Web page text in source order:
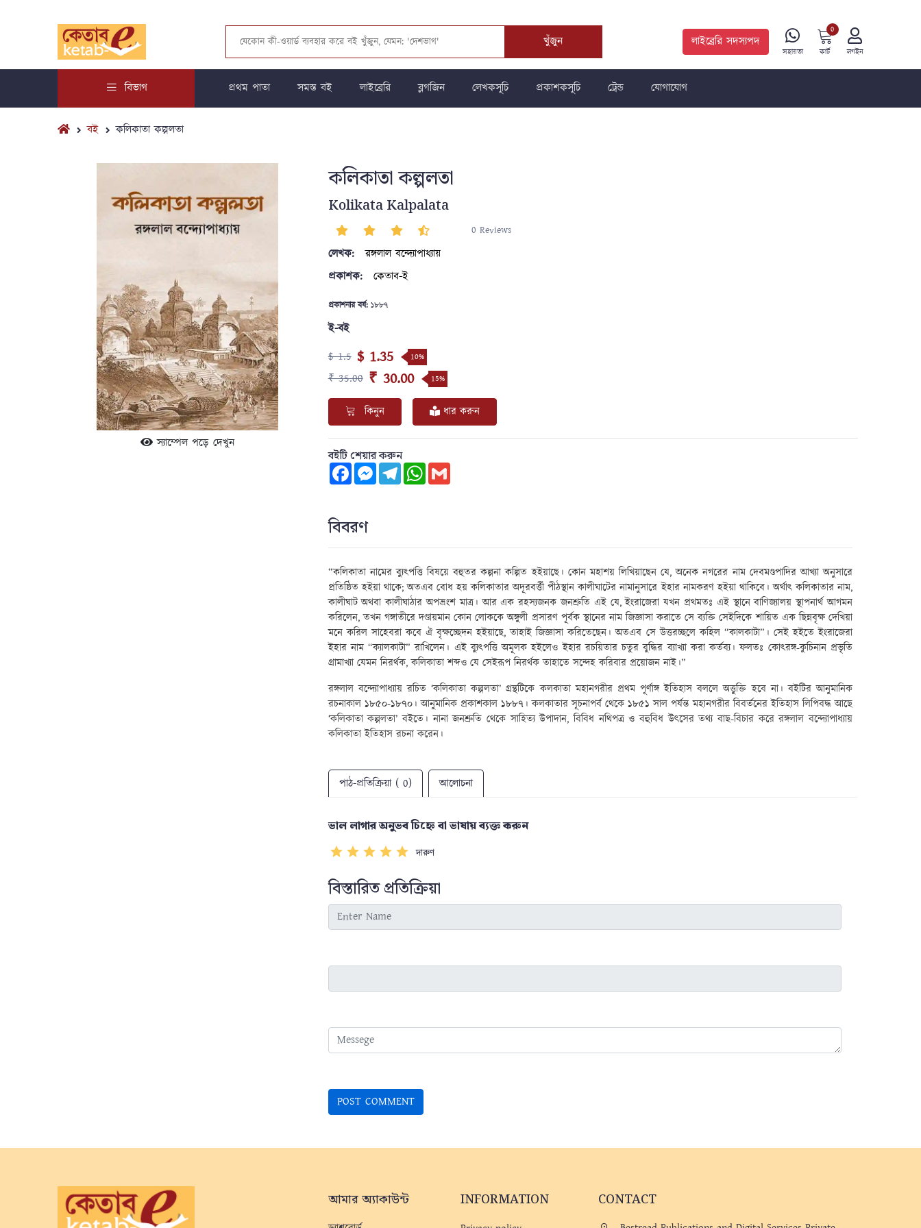
খুঁজুন লাইব্রেরি সদস্যপদ
সহায়তা কার্ট
0
লগইন
বিভাগ প্রথম পাতা সমস্ত বই লাইব্রেরি ব্লগজিন লেখকসূচি প্রকাশকসূচি ট্রেন্ড যোগাযোগ
বই কলিকাতা কল্পলতা
স্যাম্পেল পড়ে দেখুন
কলিকাতা কল্পলতা
Kolikata Kalpalata
0 Reviews
লেখক:
রঙ্গলাল বন্দ্যোপাধ্যায়
প্রকাশক:
কেতাব-ই
প্রকাশনার বর্ষ:১৮৮৭
ই-বই
$ 1.5 $ 1.35 10%
₹ 35.00 ₹ 30.00 15%
কিনুন ধার করুন
বইটি শেয়ার করুন
FacebookMessenger
TelegramWhatsApp
Gmail
বিবরণ
“কলিকাতা নামের ব্যুৎপত্তি বিষয়ে বহুতর কল্পনা কল্পিত হইয়াছে। কোন মহাশয় লিখিয়াছেন যে, অনেক নগরের নাম দেবমণ্ডপাদির আখ্যা অনুসারে
প্রতিষ্ঠিত হইয়া থাকে; অতএব বোধ হয় কলিকাতার অদূরবর্ত্তী পীঠস্থান কালীঘাটের নামানুসারে ইহার নামকরণ হইয়া থাকিবে। অর্থাৎ কলিকাতার নাম,
কালীঘাট অথবা কালীঘাঠার অপভ্রংশ মাত্র। আর এক রহস্যজনক জনশ্রুতি এই যে, ইংরাজেরা যখন প্রথমতঃ এই স্থানে বাণিজ্যালয় স্থাপনার্থ আগমন
করিলেন, তখন গঙ্গাতীরে দণ্ডায়মান কোন লোককে অঙ্গুলী প্রসারণ পূর্বক স্থানের নাম জিজ্ঞাসা করাতে সে ব্যক্তি সেইদিকে শায়িত এক ছিন্নবৃক্ষ দেখিয়া
মনে করিল সাহেবরা কবে ঐ বৃক্ষচ্ছেদন হইয়াছে, তাহাই জিজ্ঞাসা করিতেছেন। অতএব সে উত্তরচ্ছলে কহিল “কালকাটা”। সেই হইতে ইংরাজেরা
ইহার নাম “ক্যালকাটা” রাখিলেন। এই ব্যুৎপত্তি অমূলক হইলেও ইহার রচয়িতার চতুর বুদ্ধির ব্যাখ্যা করা কর্তব্য। ফলতঃ কোৎরঙ্গ-কুচিনান প্রভৃতি
গ্রামাখ্যা যেমন নিরর্থক, কলিকাতা শব্দও যে সেইরূপ নিরর্থক তাহাতে সন্দেহ করিবার প্রয়োজন নাই।”
রঙ্গলাল বন্দ্যোপাধ্যায় রচিত ‘কলিকাতা কল্পলতা’ গ্রন্থটিকে কলকাতা মহানগরীর প্রথম পূর্ণাঙ্গ ইতিহাস বললে অত্তুক্তি হবে না। বইটির আনুমানিক
রচনাকাল ১৮৫০-১৮৭০। আনুমানিক প্রকাশকাল ১৮৮৭। কলকাতার সূচনাপর্ব থেকে ১৮৫১ সাল পর্যন্ত মহানগরীর বিবর্তনের ইতিহাস লিপিবদ্ধ আছে
‘কলিকাতা কল্পলতা’ বইতে। নানা জনশ্রুতি থেকে সাহিত্য উপাদান, বিবিধ নথিপত্র ও বহুবিধ উৎসের তথ্য বাছ-বিচার করে রঙ্গলাল বন্দ্যোপাধ্যায়
কলিকাতা ইতিহাস রচনা করেন।
পাঠ-প্রতিক্রিয়া ( 0) আলোচনা
ভাল লাগার অনুভব চিহ্নে বা ভাষায় ব্যক্ত করুন
দারুণ
বিস্তারিত প্রতিক্রিয়া
আমার অ্যাকাউন্ট INFORMATION CONTACT